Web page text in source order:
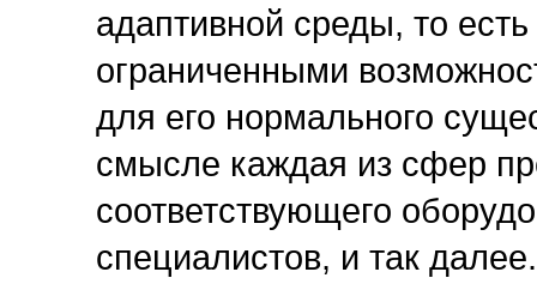
адаптивной среды, то
ограниченными
для его нормального
смысле каждая из сфер
соответствующего
специалистов, и так далее.